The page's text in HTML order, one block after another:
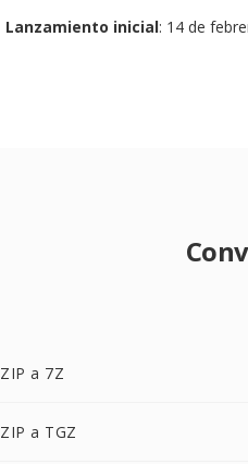
Lanzamiento inicial: 14 de
ZIP a 7Z
ZIP a TGZ